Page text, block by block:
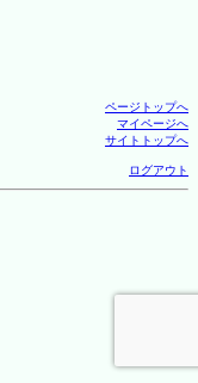
ページトップへ
マイページへ
サイトトップへ
ログアウト